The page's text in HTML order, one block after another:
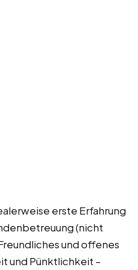
erste Erfahrung
(nicht
und offenes
und Pünktlichkeit –